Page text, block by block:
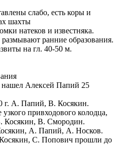
слабо, есть коры и
шахты
натеков и известняка.
ранние образования.
на гл. 40-50 м.
Алексей Папий 25
г. А. Папий, В. Косякин.
привходового колодца,
В. Смородин.
А. Папий, А. Носков.
С. Попович прошли до